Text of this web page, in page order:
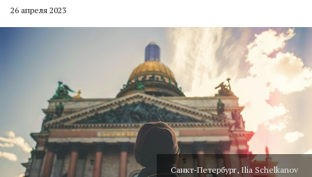
26 апреля 2023
Санкт-Петербург, Ilia Schelkanov